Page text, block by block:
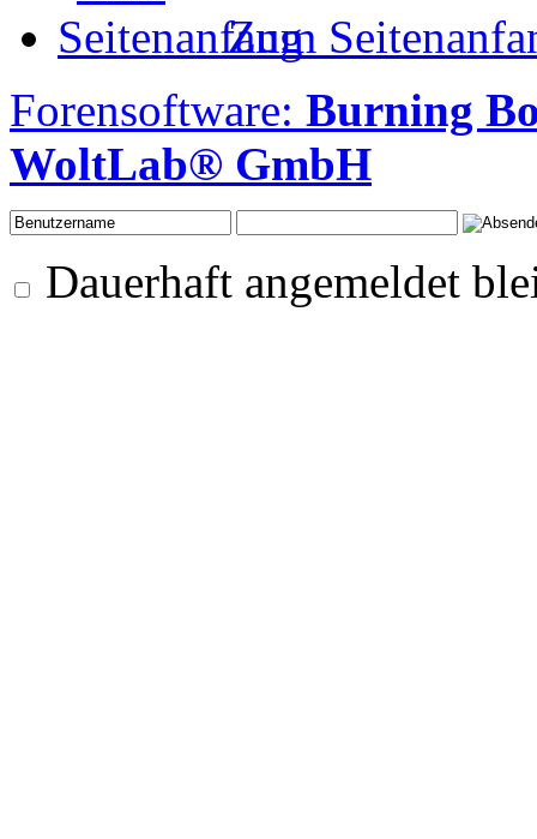
Zum
Forensoftware: Burning
WoltLab® GmbH
Dauerhaft angemeldet